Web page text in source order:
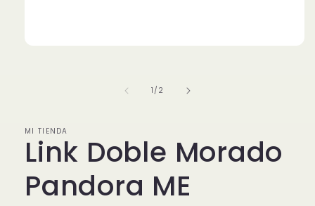
1 /de
2
MI TIENDA
Link Doble Morado
Pandora ME